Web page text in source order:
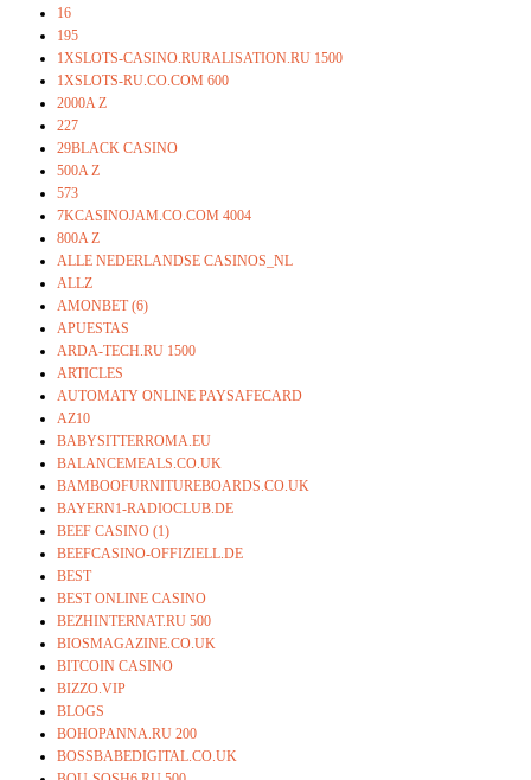
16
195
1XSLOTS-CASINO.RURALISATION.RU 1500
1XSLOTS-RU.CO.COM 600
2000A Z
227
29BLACK CASINO
500A Z
573
7KCASINOJAM.CO.COM 4004
800A Z
ALLE NEDERLANDSE CASINOS_NL
ALLZ
AMONBET (6)
APUESTAS
ARDA-TECH.RU 1500
ARTICLES
AUTOMATY ONLINE PAYSAFECARD
AZ10
BABYSITTERROMA.EU
BALANCEMEALS.CO.UK
BAMBOOFURNITUREBOARDS.CO.UK
BAYERN1-RADIOCLUB.DE
BEEF CASINO (1)
BEEFCASINO-OFFIZIELL.DE
BEST
BEST ONLINE CASINO
BEZHINTERNAT.RU 500
BIOSMAGAZINE.CO.UK
BITCOIN CASINO
BIZZO.VIP
BLOGS
BOHOPANNA.RU 200
BOSSBABEDIGITAL.CO.UK